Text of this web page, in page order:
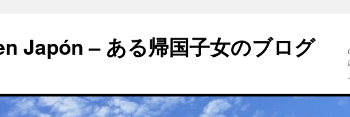
Japón – ある帰国子女のブログ